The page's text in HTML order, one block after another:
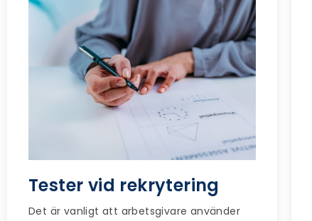
Tester vid rekrytering
Det är vanligt att arbetsgivare använder